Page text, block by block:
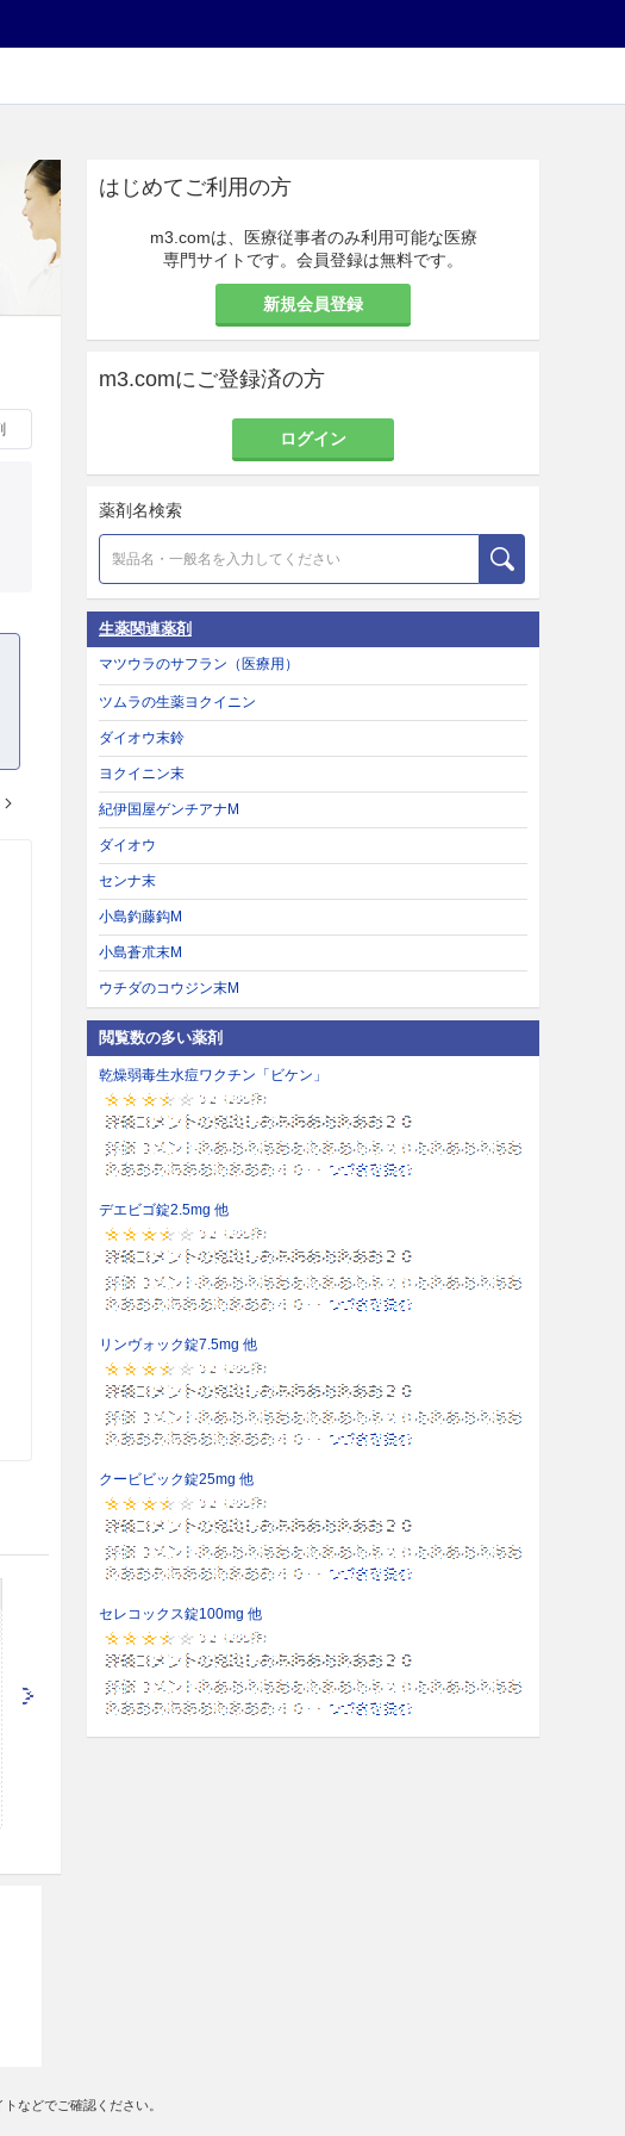
はじめてご利用の方
m3.comは、医療従事者のみ利用可能な医療
専門サイトです。会員登録は無料です。
新規会員登録
m3.comにご登録済の方
ログイン
薬剤名検索
生薬関連薬剤
マツウラのサフラン（医療用）
ツムラの生薬ヨクイニン
ダイオウ末鈴
ヨクイニン末
紀伊国屋ゲンチアナM
ダイオウ
センナ末
小島釣藤鈎M
小島蒼朮末M
ウチダのコウジン末M
閲覧数の多い薬剤
乾燥弱毒生水痘ワクチン「ビケン」
デエビゴ錠2.5mg 他
リンヴォック錠7.5mg 他
クービビック錠25mg 他
セレコックス錠100mg 他
などでご確認ください。